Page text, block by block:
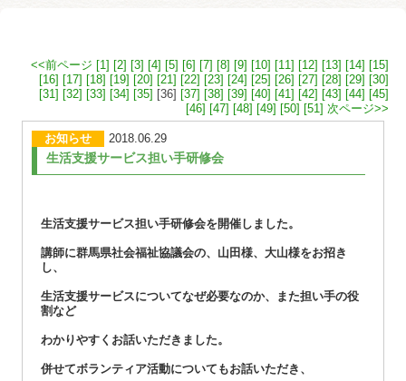
<<前ページ [1] [2] [3] [4] [5] [6] [7] [8] [9] [10] [11] [12] [13] [14] [15]
[16] [17] [18] [19] [20] [21] [22] [23] [24] [25] [26] [27] [28] [29] [30]
[31] [32] [33] [34] [35] [36] [37] [38] [39] [40] [41] [42] [43] [44] [45]
[46] [47] [48] [49] [50] [51] 次ページ>>
お知らせ 2018.06.29
生活支援サービス担い手研修会
生活支援サービス担い手研修会を開催しました。
講師に群馬県社会福祉協議会の、山田様、大山様をお招き
し、
生活支援サービスについてなぜ必要なのか、また担い手の役
割など
わかりやすくお話いただきました。
併せてボランティア活動についてもお話いただき、